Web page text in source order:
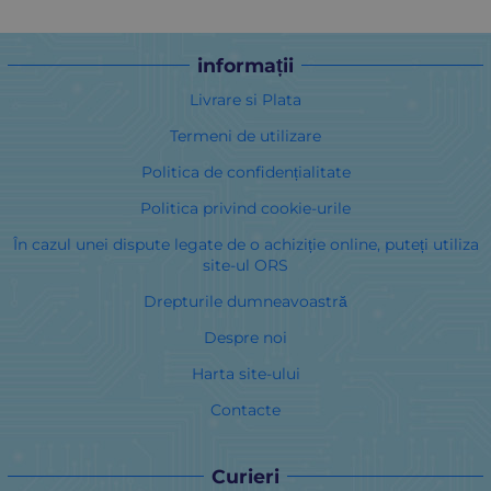
informații
Livrare si Plata
Termeni de utilizare
Politica de confidențialitate
Politica privind cookie-urile
În cazul unei dispute legate de o achiziție online, puteți utiliza
site-ul ORS
Drepturile dumneavoastră
Despre noi
Harta site-ului
Contacte
Curieri